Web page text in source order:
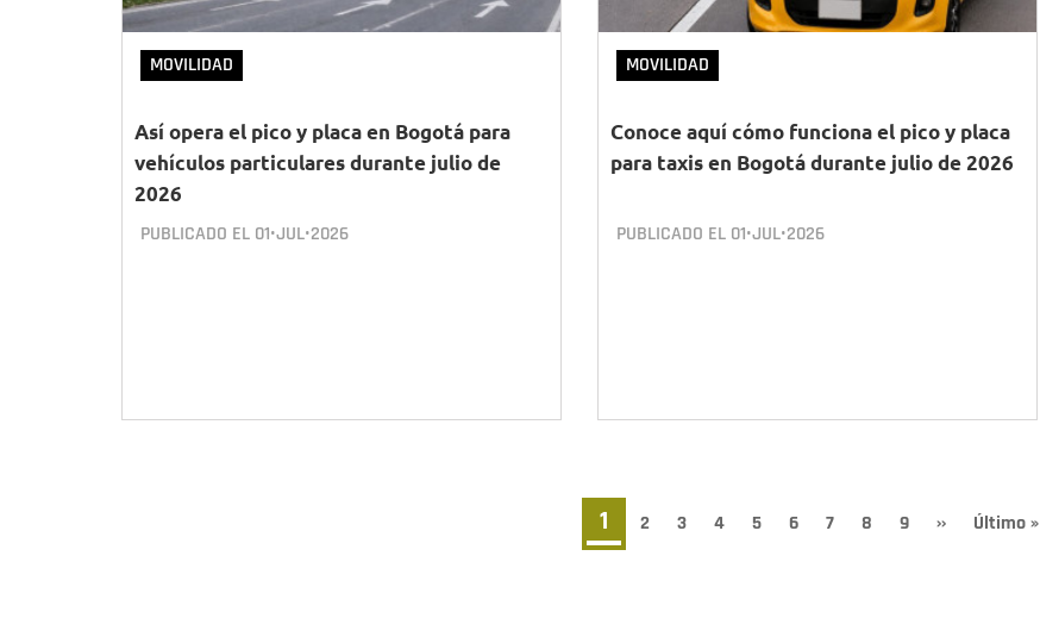
MOVILIDAD
Así opera el pico y placa en Bogotá para
vehículos particulares durante julio de
2026
PUBLICADO EL 01•JUL•2026
MOVILIDAD
Conoce aquí cómo funciona el pico y placa
para taxis en Bogotá durante julio de 2026
PUBLICADO EL 01•JUL•2026
Página
actual
1 Page
2 Page
3 Page
4 Page
5 Page
6 Page
7 Page
8 Page
9
Siguiente
››
Última
Último »